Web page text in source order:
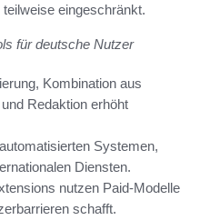
eingeschränkt.
für deutsche Nutzer
Kombination aus
Redaktion erhöht
Systemen,
Diensten.
nutzen Paid‑Modelle
schafft.